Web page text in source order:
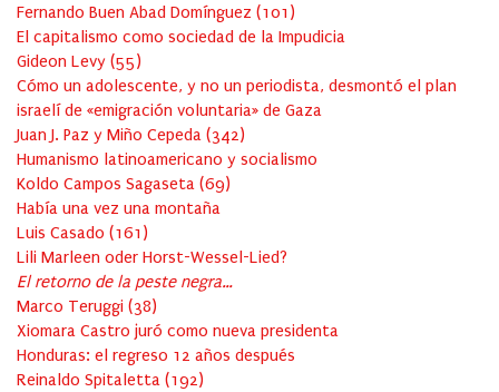
Fernando Buen Abad Domínguez (101 )
El capitalismo como sociedad de la Impudicia
Gideon Levy (55)
Cómo un adolescente, y no un periodista, desmontó el plan
israelí de «emigración voluntaria» de Gaza
Juan J. Paz y Miño Cepeda (342)
Humanismo latinoamericano y socialismo
Koldo Campos Sagaseta (69)
Había una vez una montaña
Luis Casado (161 )
Lili Marleen oder Horst-Wessel-Lied?
El retorno de la peste negra…
Marco Teruggi (38)
Xiomara Castro juró como nueva presidenta
Honduras: el regreso 12 años después
Reinaldo Spitaletta (192)